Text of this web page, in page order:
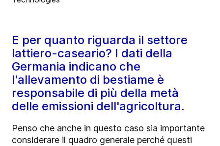
E per quanto riguarda il settore
lattiero-caseario? I dati della
Germania indicano che
l'allevamento di bestiame è
responsabile di più della metà
delle emissioni dell'agricoltura.
Penso che anche in questo caso sia importante
considerare il quadro generale perché questi